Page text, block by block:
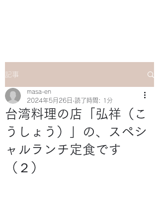
記事
台湾料理の店「弘祥（こ
うしょう）」の、スペシ
ャルランチ定食です
（２）
masa-en
2024年5月26日 読了時間: 1分